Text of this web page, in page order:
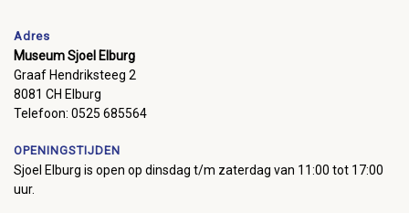
Adres
Museum Sjoel Elburg
Graaf Hendriksteeg 2
8081 CH Elburg
Telefoon: 0525 685564
OPENINGSTIJDEN
Sjoel Elburg is open op dinsdag t/m zaterdag van 11:00 tot 17:00
uur.